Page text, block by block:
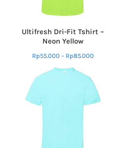
Ultifresh Dri-Fit Tshirt –
Neon Yellow
Rp55.000 – Rp85.000